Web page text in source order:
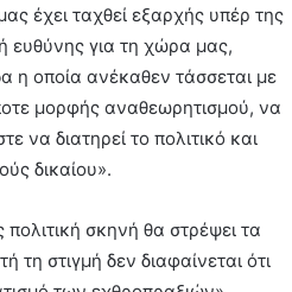
έχει ταχθεί εξαρχής υπέρ της
ευθύνης για τη χώρα μας,
η οποία ανέκαθεν τάσσεται με
μορφής αναθεωρητισμού, να
να διατηρεί το πολιτικό και
δικαίου».
σκηνή θα στρέψει τα
στιγμή δεν διαφαίνεται ότι